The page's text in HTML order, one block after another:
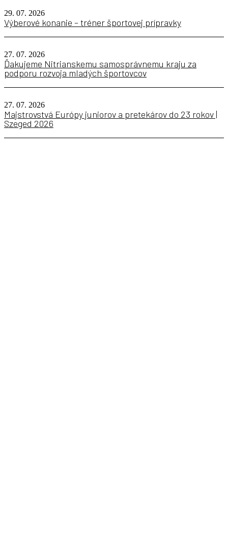
29. 07. 2026
Výberové konanie – tréner športovej prípravky
27. 07. 2026
Ďakujeme Nitrianskemu samosprávnemu kraju za
podporu rozvoja mladých športovcov
27. 07. 2026
Majstrovstvá Európy juniorov a pretekárov do 23 rokov |
Szeged 2026